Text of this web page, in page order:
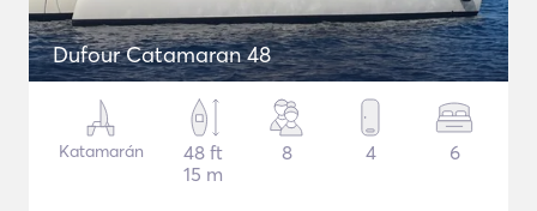
Dufour Catamaran 48
Katamarán
48 ft
15 m
8 4 6